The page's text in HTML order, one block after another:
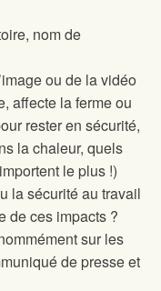
nom de
ou de la vidéo
affecte la ferme ou
rester en sécurité,
la chaleur, quels
le plus !)
la sécurité au travail
de ces impacts ?
sur les
de presse et